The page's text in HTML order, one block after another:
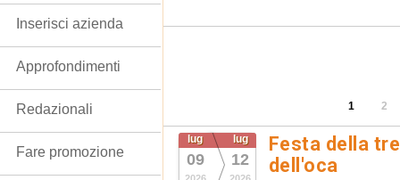
1 2
lug
09
lug
12
Festa della
dell'oca
Inserisci azienda
Approfondimenti
Redazionali
Fare promozione